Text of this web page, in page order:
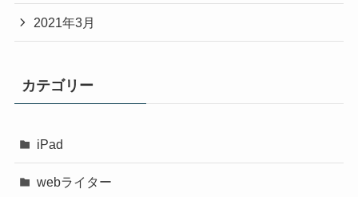
2021年3月
カテゴリー
iPad
webライター